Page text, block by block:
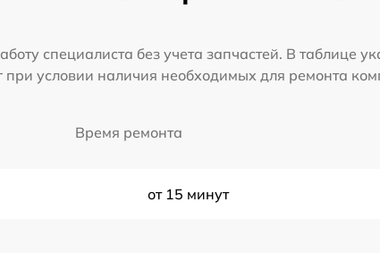
специалиста без учета запчастей. В таблице
при условии наличия необходимых для ремонта
Время ремонта
от 15 минут